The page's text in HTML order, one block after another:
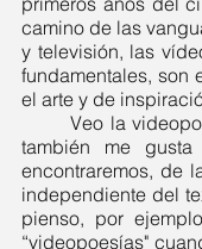
camino de las
y televisión, las
fundamentales, son
el arte y de
	Veo la videopoesía como un lugar perfecto para la confluencia de géneros, pero
también me
encontraremos, de
independiente del
pienso, por
“videopoesías"